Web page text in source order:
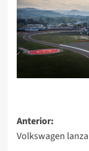
de
Anterior:
Volkswagen